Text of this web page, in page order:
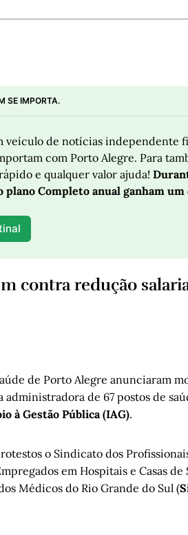
SE IMPORTA.
veículo de notícias independente
e qualquer valor ajuda!
plano Completo anual ganham
contra redução
de Porto Alegre anunciaram
administradora de 67 postos de
à Gestão Pública (IAG).
o Sindicato dos
em Hospitais e Casas
Médicos do Rio Grande do Sul (